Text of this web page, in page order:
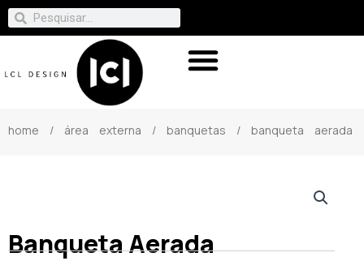
home / área externa / banquetas / banqueta aerada
Banqueta Aerada